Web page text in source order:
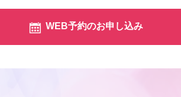
WEB予約のお申し込み